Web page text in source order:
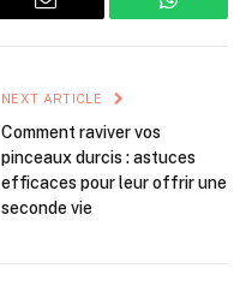
Email
NEXT ARTICLE
Comment raviver vos
pinceaux durcis : astuces
efficaces pour leur offrir une
seconde vie